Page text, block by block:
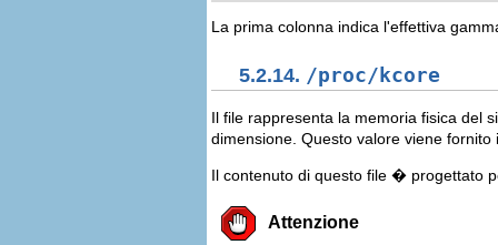
La prima colonna indica l'effettiva
5.2.14. /proc/kcore
Il file rappresenta la memoria fisica del
dimensione. Questo valore viene
Il contenuto di questo file � progettato
Attenzione